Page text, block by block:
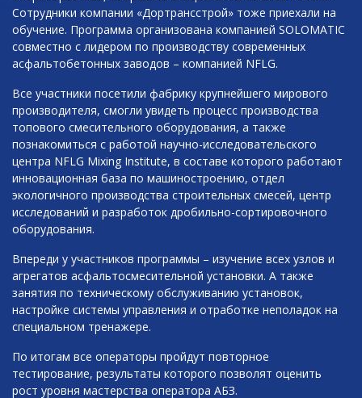
Сотрудники компании «Дортрансстрой» тоже приехали на
обучение. Программа организована компанией SOLOMATIC
совместно с лидером по производству современных
асфальтобетонных заводов – компанией NFLG.
Все участники посетили фабрику крупнейшего мирового
производителя, смогли увидеть процесс производства
топового смесительного оборудования, а также
познакомиться с работой научно-исследовательского
центра NFLG Mixing Institute, в составе которого работают
инновационная база по машиностроению, отдел
экологичного производства строительных смесей, центр
исследований и разработок дробильно-сортировочного
оборудования.
Впереди у участников программы – изучение всех узлов и
агрегатов асфальтосмесительной установки. А также
занятия по техническому обслуживанию установок,
настройке системы управления и отработке неполадок на
специальном тренажере.
По итогам все операторы пройдут повторное
тестирование, результаты которого позволят оценить
рост уровня мастерства оператора АБЗ.